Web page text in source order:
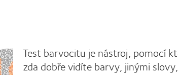
Test barvocitu je nástroj, pomocí
zda dobře vidíte barvy, jinými